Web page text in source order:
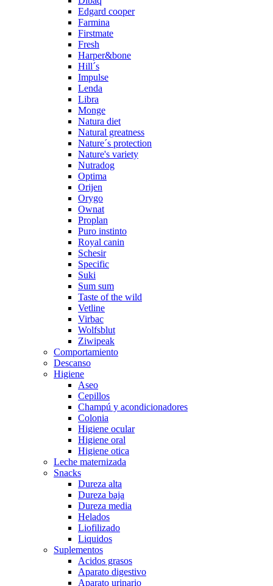
Edgard cooper
Farmina
Firstmate
Fresh
Harper&bone
Hill´s
Impulse
Lenda
Libra
Monge
Natura diet
Natural greatness
Nature´s protection
Nature's variety
Nutradog
Optima
Orijen
Orygo
Ownat
Proplan
Puro instinto
Royal canin
Schesir
Specific
Suki
Sum sum
Taste of the wild
Vetline
Virbac
Wolfsblut
Ziwipeak
Comportamiento
Descanso
Higiene
Aseo
Cepillos
Champú y acondicionadores
Colonia
Higiene ocular
Higiene oral
Higiene otica
Leche maternizada
Snacks
Dureza alta
Dureza baja
Dureza media
Helados
Liofilizado
Liquidos
Suplementos
Acidos grasos
Aparato digestivo
Aparato urinario